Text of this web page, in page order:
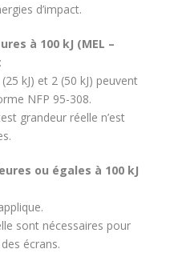
d’impact.
à 100 kJ (MEL –
:
kJ) et 2 (50 kJ) peuvent
NFP 95-308.
grandeur réelle n’est
ou égales à 100 kJ
sont nécessaires pour
écrans.